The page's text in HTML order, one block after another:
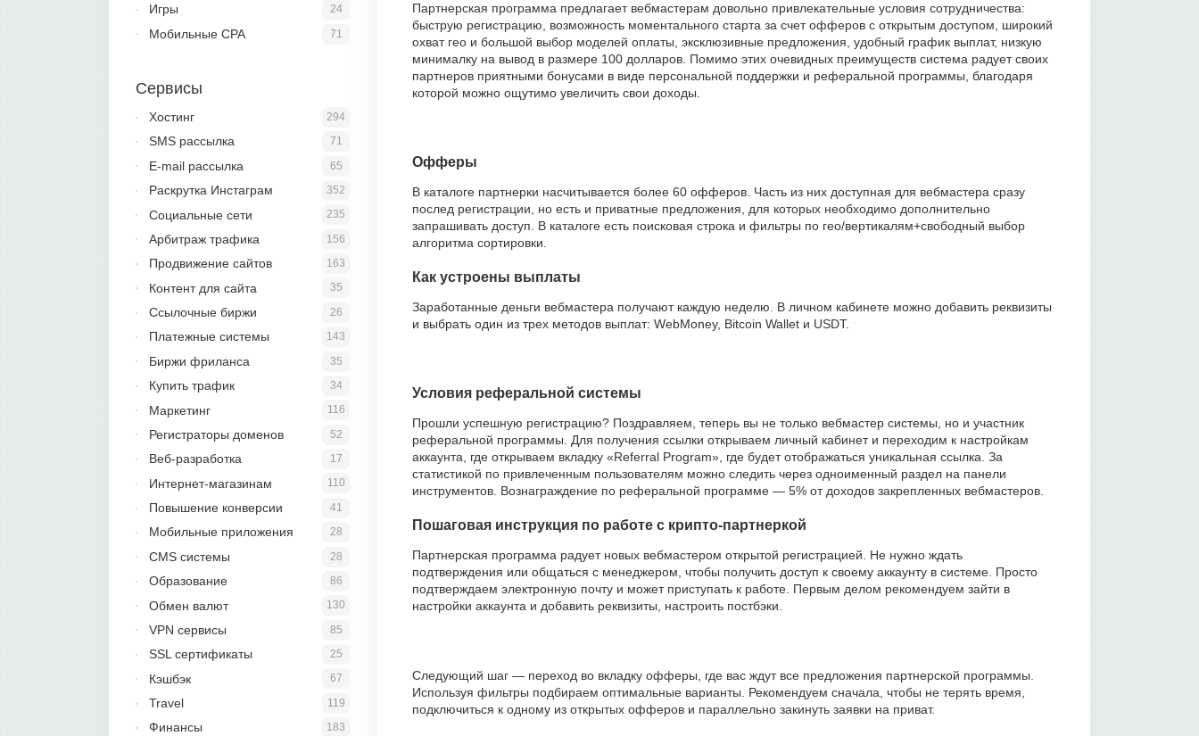
Партнерская программа предлагает вебмастерам довольно привлекательные условия сотрудничества:
быструю регистрацию, возможность моментального старта за счет офферов с открытым доступом, широкий
охват гео и большой выбор моделей оплаты, эксклюзивные предложения, удобный график выплат, низкую
минималку на вывод в размере 100 долларов. Помимо этих очевидных преимуществ система радует своих
партнеров приятными бонусами в виде персональной поддержки и реферальной программы, благодаря
которой можно ощутимо увеличить свои доходы.
Офферы
В каталоге партнерки насчитывается более 60 офферов. Часть из них доступная для вебмастера сразу
послед регистрации, но есть и приватные предложения, для которых необходимо дополнительно
запрашивать доступ. В каталоге есть поисковая строка и фильтры по гео/вертикалям+свободный выбор
алгоритма сортировки.
Как устроены выплаты
Заработанные деньги вебмастера получают каждую неделю. В личном кабинете можно добавить реквизиты
и выбрать один из трех методов выплат: WebMoney, Bitcoin Wallet и USDT.
Условия реферальной системы
Прошли успешную регистрацию? Поздравляем, теперь вы не только вебмастер системы, но и участник
реферальной программы. Для получения ссылки открываем личный кабинет и переходим к настройкам
аккаунта, где открываем вкладку «Referral Program», где будет отображаться уникальная ссылка. За
статистикой по привлеченным пользователям можно следить через одноименный раздел на панели
инструментов. Вознаграждение по реферальной программе — 5% от доходов закрепленных вебмастеров.
Пошаговая инструкция по работе с крипто-партнеркой
Партнерская программа радует новых вебмастером открытой регистрацией. Не нужно ждать
подтверждения или общаться с менеджером, чтобы получить доступ к своему аккаунту в системе. Просто
подтверждаем электронную почту и может приступать к работе. Первым делом рекомендуем зайти в
настройки аккаунта и добавить реквизиты, настроить постбэки.
Следующий шаг — переход во вкладку офферы, где вас ждут все предложения партнерской программы.
Используя фильтры подбираем оптимальные варианты. Рекомендуем сначала, чтобы не терять время,
подключиться к одному из открытых офферов и параллельно закинуть заявки на приват.
24
Игры
71
Мобильные CPA
Сервисы
294
Хостинг
71
SMS рассылка
65
E-mail рассылка
352
Раскрутка Инстаграм
235
Социальные сети
156
Арбитраж трафика
163
Продвижение сайтов
35
Контент для сайта
26
Ссылочные биржи
143
Платежные системы
35
Биржи фриланса
34
Купить трафик
116
Маркетинг
52
Регистраторы доменов
17
Веб-разработка
110
Интернет-магазинам
41
Повышение конверсии
28
Мобильные приложения
28
CMS системы
86
Образование
130
Обмен валют
85
VPN сервисы
25
SSL сертификаты
67
Кэшбэк
119
Travel
183
Финансы